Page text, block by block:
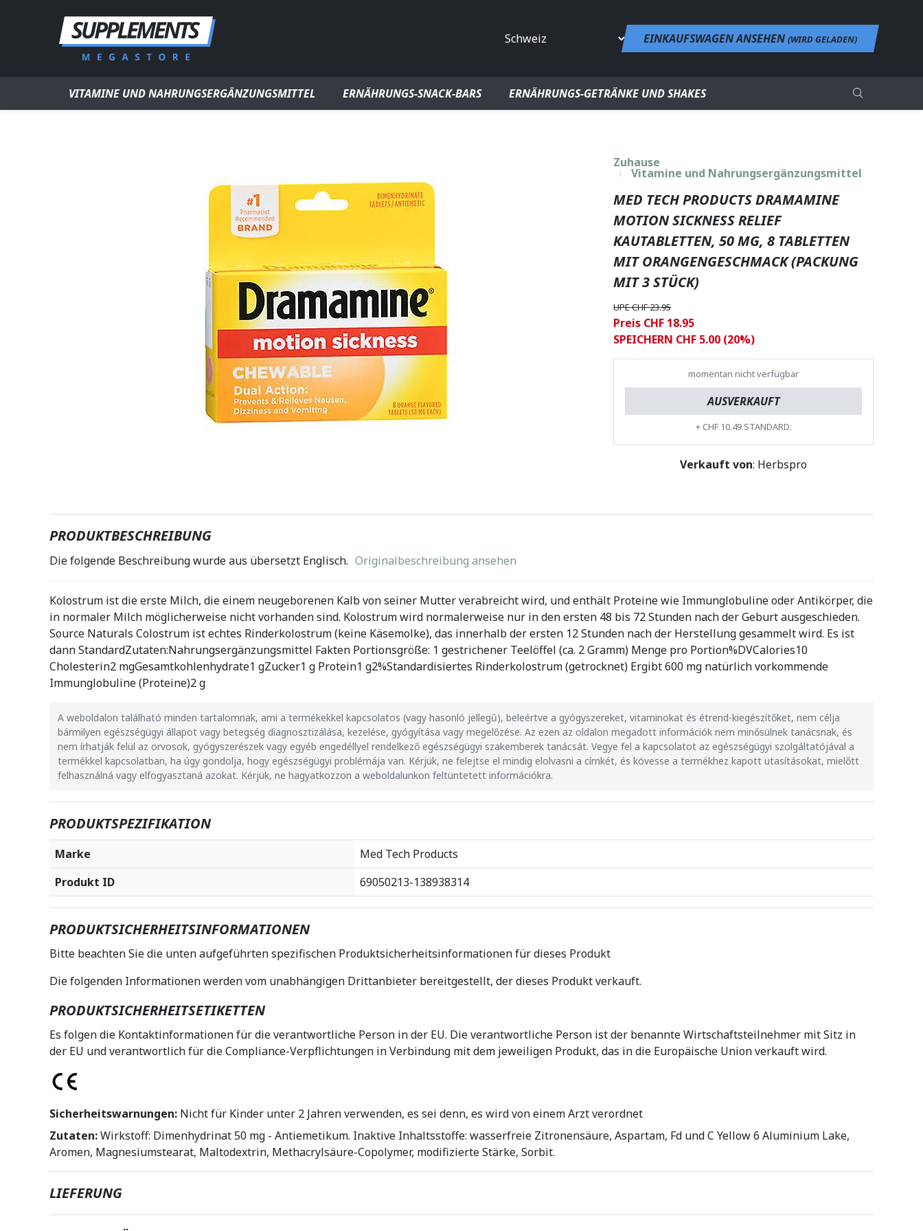
Land EINKAUFSWAGEN ANSEHEN (WIRD GELADEN)
VITAMINE UND NAHRUNGSERGÄNZUNGSMITTEL ERNÄHRUNGS-SNACK-BARS ERNÄHRUNGS-GETRÄNKE UND SHAKES
Zuhause
Vitamine und Nahrungsergänzungsmittel
MED TECH PRODUCTS DRAMAMINE
MOTION SICKNESS RELIEF
KAUTABLETTEN, 50 MG, 8 TABLETTEN
MIT ORANGENGESCHMACK (PACKUNG
MIT 3 STÜCK)
UPE CHF 23.95
Preis CHF 18.95
SPEICHERN CHF 5.00 (20%)
momentan nicht verfügbar
AUSVERKAUFT
+ CHF 10.49 STANDARD:
Verkauft von: Herbspro
PRODUKTBESCHREIBUNG
Die folgende Beschreibung wurde aus übersetzt Englisch. Originalbeschreibung ansehen
Kolostrum ist die erste Milch, die einem neugeborenen Kalb von seiner Mutter verabreicht wird, und enthält Proteine wie Immunglobuline oder Antikörper, die
in normaler Milch möglicherweise nicht vorhanden sind. Kolostrum wird normalerweise nur in den ersten 48 bis 72 Stunden nach der Geburt ausgeschieden.
Source Naturals Colostrum ist echtes Rinderkolostrum (keine Käsemolke), das innerhalb der ersten 12 Stunden nach der Herstellung gesammelt wird. Es ist
dann StandardZutaten:Nahrungsergänzungsmittel Fakten Portionsgröße: 1 gestrichener Teelöffel (ca. 2 Gramm) Menge pro Portion%DVCalories10
Cholesterin2 mgGesamtkohlenhydrate1 gZucker1 g Protein1 g2%Standardisiertes Rinderkolostrum (getrocknet) Ergibt 600 mg natürlich vorkommende
Immunglobuline (Proteine)2 g
A weboldalon található minden tartalomnak, ami a termékekkel kapcsolatos (vagy hasonló jellegű), beleértve a gyógyszereket, vitaminokat és étrend-kiegészítőket, nem célja
bármilyen egészségügyi állapot vagy betegség diagnosztizálása, kezelése, gyógyítása vagy megelőzése. Az ezen az oldalon megadott információk nem minősülnek tanácsnak, és
nem írhatják felül az orvosok, gyógyszerészek vagy egyéb engedéllyel rendelkező egészségügyi szakemberek tanácsát. Vegye fel a kapcsolatot az egészségügyi szolgáltatójával a
termékkel kapcsolatban, ha úgy gondolja, hogy egészségügyi problémája van. Kérjük, ne felejtse el mindig elolvasni a címkét, és kövesse a termékhez kapott utasításokat, mielőtt
felhasználná vagy elfogyasztaná azokat. Kérjük, ne hagyatkozzon a weboldalunkon feltüntetett információkra.
PRODUKTSPEZIFIKATION
Marke
Med Tech Products
Produkt ID
69050213-138938314
PRODUKTSICHERHEITSINFORMATIONEN
Bitte beachten Sie die unten aufgeführten spezifischen Produktsicherheitsinformationen für dieses Produkt
Die folgenden Informationen werden vom unabhängigen Drittanbieter bereitgestellt, der dieses Produkt verkauft.
PRODUKTSICHERHEITSETIKETTEN
Es folgen die Kontaktinformationen für die verantwortliche Person in der EU. Die verantwortliche Person ist der benannte Wirtschaftsteilnehmer mit Sitz in
der EU und verantwortlich für die Compliance-Verpflichtungen in Verbindung mit dem jeweiligen Produkt, das in die Europäische Union verkauft wird.
Sicherheitswarnungen: Nicht für Kinder unter 2 Jahren verwenden, es sei denn, es wird von einem Arzt verordnet
Zutaten:Wirkstoff: Dimenhydrinat 50 mg - Antiemetikum. Inaktive Inhaltsstoffe: wasserfreie Zitronensäure, Aspartam, Fd und C Yellow 6 Aluminium Lake,
Aromen, Magnesiumstearat, Maltodextrin, Methacrylsäure-Copolymer, modifizierte Stärke, Sorbit.
LIEFERUNG